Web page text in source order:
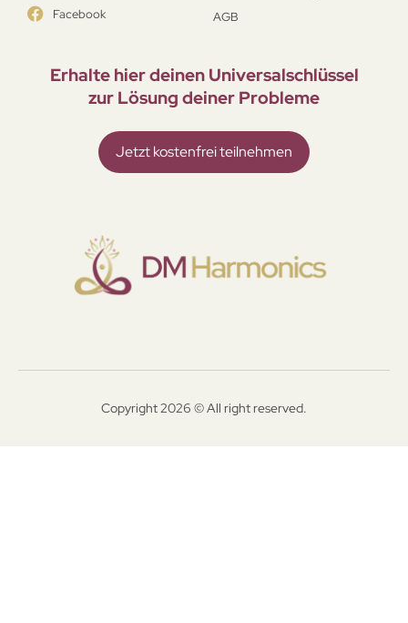
Facebook
AGB
Erhalte hier deinen Universal­schlüssel
zur Lösung deiner Probleme
Jetzt kostenfrei teilnehmen
Copyright 2026 © All right reserved.